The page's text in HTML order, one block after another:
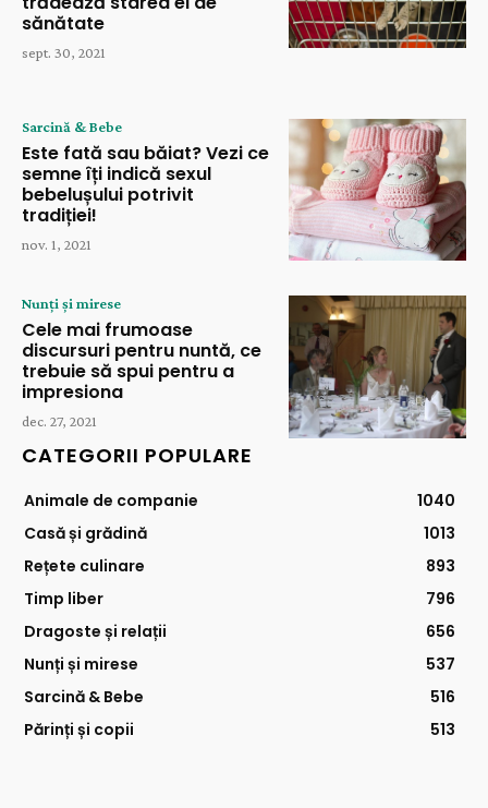
sănătate
sept. 30, 2021
Sarcină & Bebe
Este fată sau băiat? Vezi ce
semne îți indică sexul
bebelușului potrivit
tradiției!
nov. 1, 2021
Nunți și mirese
Cele mai frumoase
discursuri pentru nuntă, ce
trebuie să spui pentru a
impresiona
dec. 27, 2021
CATEGORII POPULARE
Animale de companie
1040
Casă și grădină
1013
Rețete culinare
893
Timp liber
796
Dragoste și relații
656
Nunți și mirese
537
Sarcină & Bebe
516
Părinți și copii
513